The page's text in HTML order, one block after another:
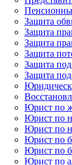
Защита
Защита
Защита
Защита
Защита
Защита
Юрист по
Юрист по
Юрист по
Юрист по
Юрист по
Юрист по